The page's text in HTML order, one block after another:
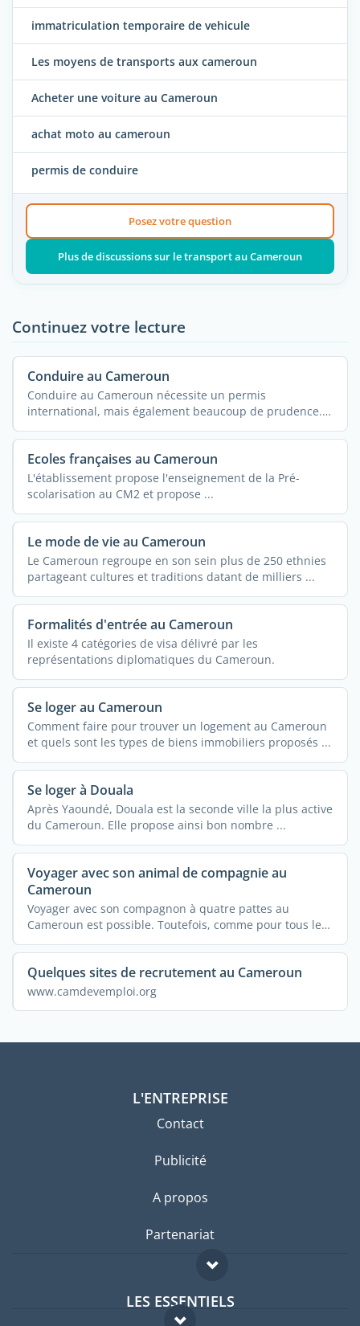
immatriculation temporaire de vehicule
Les moyens de transports aux cameroun
Acheter une voiture au Cameroun
achat moto au cameroun
permis de conduire
Posez votre question
Plus de discussions sur le transport au Cameroun
Continuez votre lecture
Conduire au Cameroun
Conduire au Cameroun nécessite un permis
international, mais également beaucoup de prudence.
...
Ecoles françaises au Cameroun
L'établissement propose l'enseignement de la Pré-
scolarisation au CM2 et propose ...
Le mode de vie au Cameroun
Le Cameroun regroupe en son sein plus de 250 ethnies
partageant cultures et traditions datant de milliers ...
Formalités d'entrée au Cameroun
Il existe 4 catégories de visa délivré par les
représentations diplomatiques du Cameroun.
Se loger au Cameroun
Comment faire pour trouver un logement au Cameroun
et quels sont les types de biens immobiliers proposés ...
Se loger à Douala
Après Yaoundé, Douala est la seconde ville la plus active
du Cameroun. Elle propose ainsi bon nombre ...
Voyager avec son animal de compagnie au
Cameroun
Voyager avec son compagnon à quatre pattes au
Cameroun est possible. Toutefois, comme pour tous les
autres ...
Quelques sites de recrutement au Cameroun
www.camdevemploi.org
L'ENTREPRISE
Contact
Publicité
A propos
Partenariat
LES ESSENTIELS